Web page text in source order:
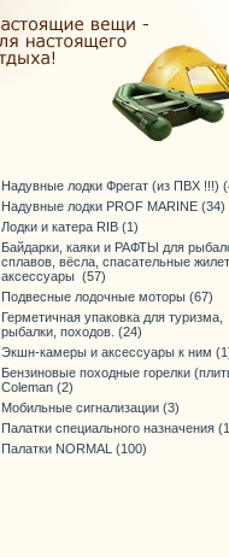
Надувные лодки Фрегат (из ПВХ !!!)
Надувные лодки PROF MARINE (34)
Лодки и катера RIB (1)
Байдарки, каяки и РАФТЫ для
сплавов, вёсла, спасательные
аксессуары (57)
Подвесные лодочные моторы (67)
Герметичная упаковка для туризма,
рыбалки, походов. (24)
Экшн-камеры и аксессуары к ним
Бензиновые походные горелки
Coleman (2)
Мобильные сигнализации (3)
Палатки специального назначения
Палатки NORMAL (100)